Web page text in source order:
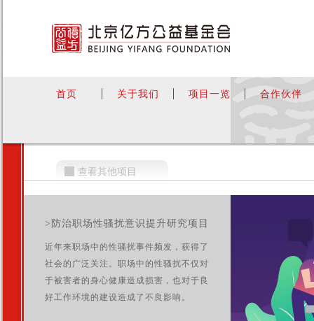
首页 关于我们 项目一览 合作伙伴
查看其他项目
>防治职场性骚扰意识提升研究项目
近年来职场中的性骚扰事件频发，获得了
社会的广泛关注。职场中的性骚扰不仅对
于被害者的身心健康造成损害，也对于良
好工作环境的建设造成了不良影响。